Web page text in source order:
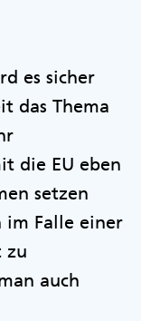
es sicher
das Thema
die EU eben
setzen
im Falle einer
zu
auch